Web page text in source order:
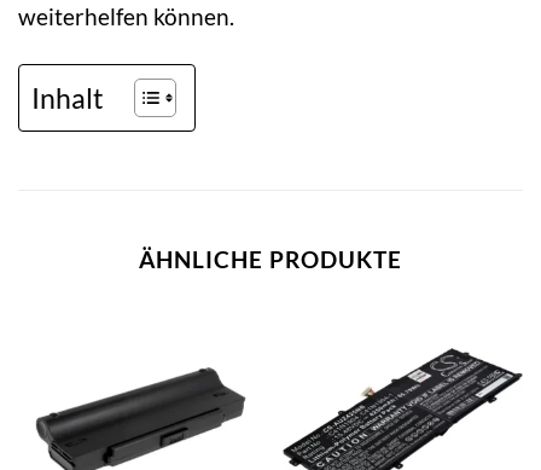
weiterhelfen können.
Inhalt
ÄHNLICHE PRODUKTE